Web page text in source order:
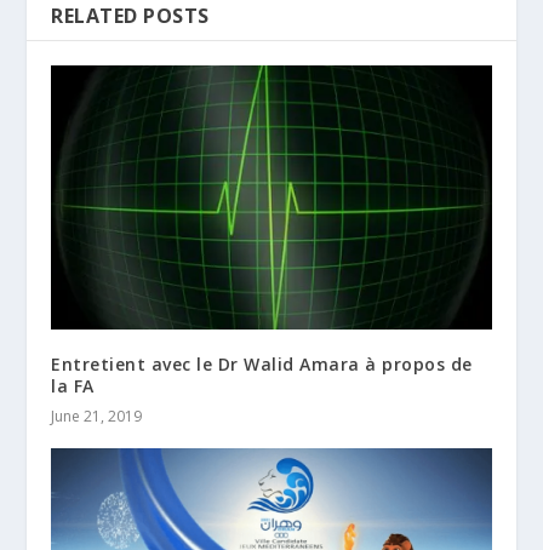
RELATED POSTS
Entretient avec le Dr Walid Amara à propos de
la FA
June 21, 2019